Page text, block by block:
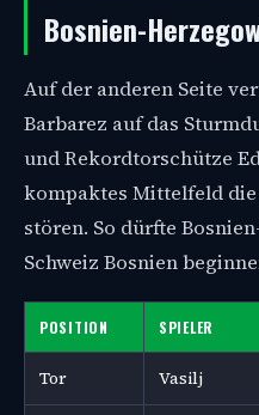
Bosnien-
Auf der anderen Seite
Barbarez auf das
und Rekordtorschütze
kompaktes Mittelfeld
stören. So dürfte
Schweiz Bosnien
POSITION SPIELER
Tor Vasilj